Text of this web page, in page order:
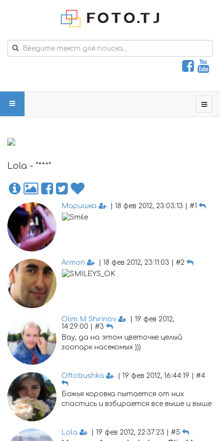
Lola - "***"
Маришка | 18 фев 2012, 23:03:13 | #1
Armon | 18 фев 2012, 23:11:03 | #2
Olim M Shirinov
| 19 фев 2012,
14:29:00 | #3
Вау, да на этом цветочке целый
зоопарк насекомых )))
Oftobushka | 19 фев 2012, 16:44:19 | #4
Божья коровка пытается от них
спастись и взбирается все выше и выше
Lola
| 19 фев 2012, 22:37:23 | #5